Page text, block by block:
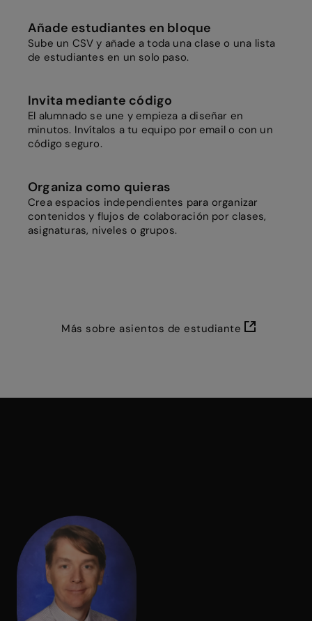
Añade estudiantes en bloque
Sube un CSV y añade a toda una clase o una lista
de estudiantes en un solo paso.
Invita mediante código
El alumnado se une y empieza a diseñar en
minutos. Invítalos a tu equipo por email o con un
código seguro.
Organiza como quieras
Crea espacios independientes para organizar
contenidos y flujos de colaboración por clases,
asignaturas, niveles o grupos.
Más sobre asientos de estudiante